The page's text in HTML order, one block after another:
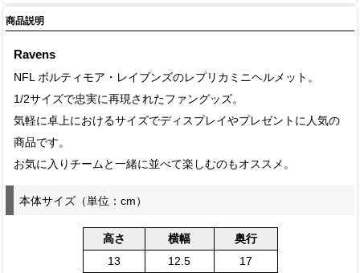
商品説明
Ravens
NFL ボルティモア・レイブンズのレプリカミニヘルメット。
1/2サイズで忠実に再現されたファングッズ。
気軽に卓上におけるサイズでディスプレイやプレゼントに人気の
商品です。
お気に入りチームと一緒に並べて楽しむのもオススメ。
本体サイズ（単位：cm）
高さ 横幅
奥行
13
12.5 17